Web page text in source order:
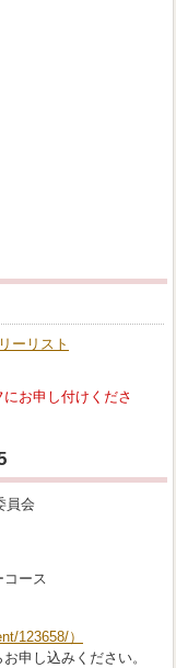
ーリスト
お申し付けくださ
員会
ース
123658/）
お申し込みください。